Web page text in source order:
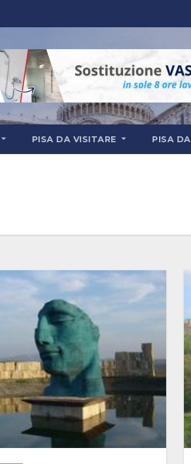
PISA DA VISITARE PISA